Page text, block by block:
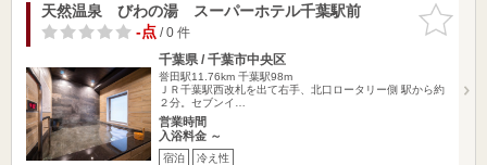
お気に入
りに追加
天然温泉 びわの湯 スーパーホテル千葉駅前
-点/ 0 件
千葉県 / 千葉市中央区
誉田駅11.76km 千葉駅98m
ＪＲ千葉駅西改札を出て右手、北口ロータリー側 駅から約
２分。セブンイ…
営業時間
入浴料金 ～
宿泊 冷え性